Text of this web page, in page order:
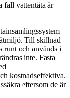
fall vattentäta är
Till skillnad
runt och används i
inte. Fasta
kostnadseffektiva.
eftersom de är